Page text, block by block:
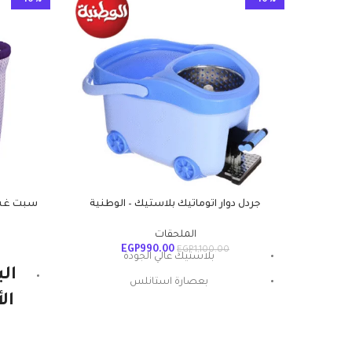
جردل دوار اتوماتيك بلاستيك – الوطنية
الملحقات
EGP1,100.00
EGP990.00
بلاستيك عالي الجودة
بعصارة استانلس